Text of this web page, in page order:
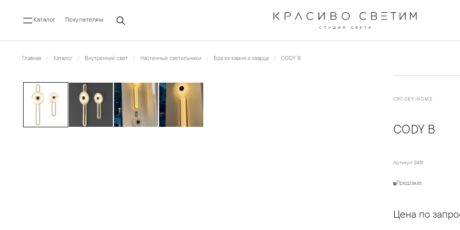
Каталог Покупателям
Главная Каталог Внутренний свет Настенные светильники Бра из камня и кварца CODY B
←
CROSBY-HOME
CODY B
Артикул: 2431
Предзаказ
Цена по